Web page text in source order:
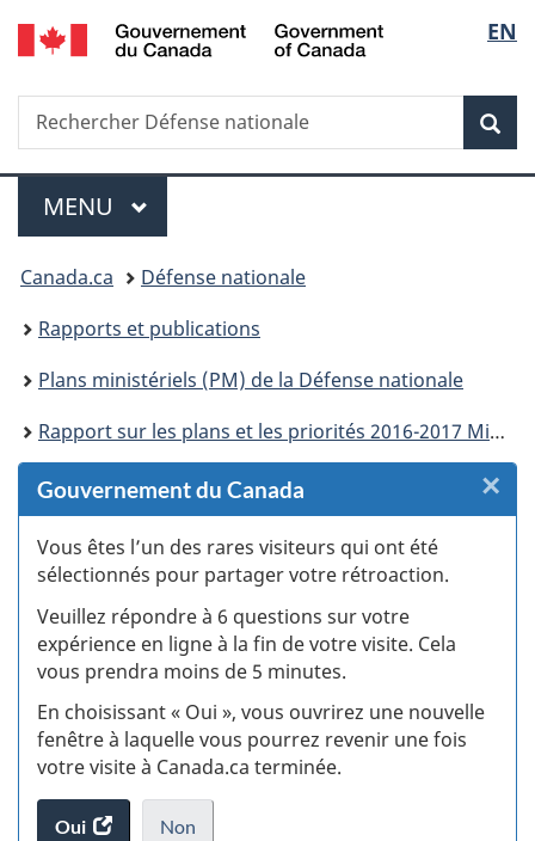
Passer
au
des
Passer
au
principal
Passer
à
Au
du
Passer
au
de
section
Passer
à
version
simplifiée
de
la
EN
Recherche
Rechercher
Défense
Menu
MENU PRINCIPAL
Vous
êtes
ici :
Canada.ca
Défense nationale
Rapports et publications
Plans ministériels (PM) de la Défense nationale
Rapport sur les plans et les priorités 2016-2017 Ministère de la Défense nationale et les Forces armées canadiennes
Gouvernement du Canada
Vous êtes l’un des rares visiteurs qui ont été
sélectionnés pour partager votre rétroaction.
Veuillez répondre à 6 questions sur votre
expérience en ligne à la fin de votre visite. Cela
vous prendra moins de 5 minutes.
En choisissant « Oui », vous ouvrirez une nouvelle
fenêtre à laquelle vous pourrez revenir une fois
votre visite à Canada.ca terminée.
Oui
accéder
Non
×